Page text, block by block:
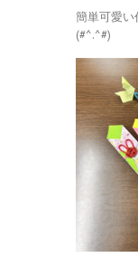
簡単可愛い
(#^.^#)